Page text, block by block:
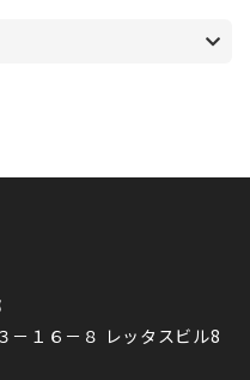
１６－８ レッタスビル8